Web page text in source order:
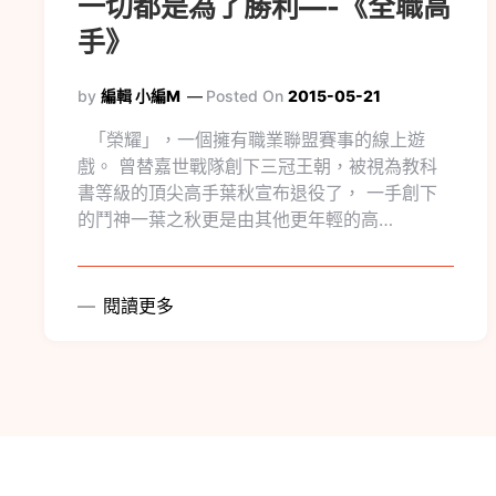
一切都是為了勝利—-《全職高
手》
by 編輯 小編M Posted On 2015-05-21
「榮耀」，一個擁有職業聯盟賽事的線上遊
戲。 曾替嘉世戰隊創下三冠王朝，被視為教科
書等級的頂尖高手葉秋宣布退役了， 一手創下
的鬥神一葉之秋更是由其他更年輕的高…
閱讀更多